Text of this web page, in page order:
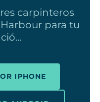
carpinteros
para tu
IPHONE